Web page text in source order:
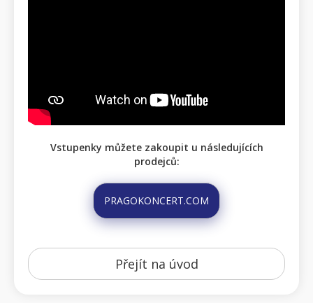
Vstupenky můžete zakoupit u následujících
prodejců:
PRAGOKONCERT.COM
Přejít na úvod